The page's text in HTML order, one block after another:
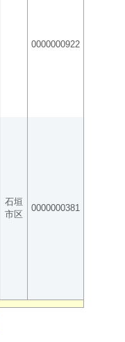
0000000922
石垣
市区
0000000381